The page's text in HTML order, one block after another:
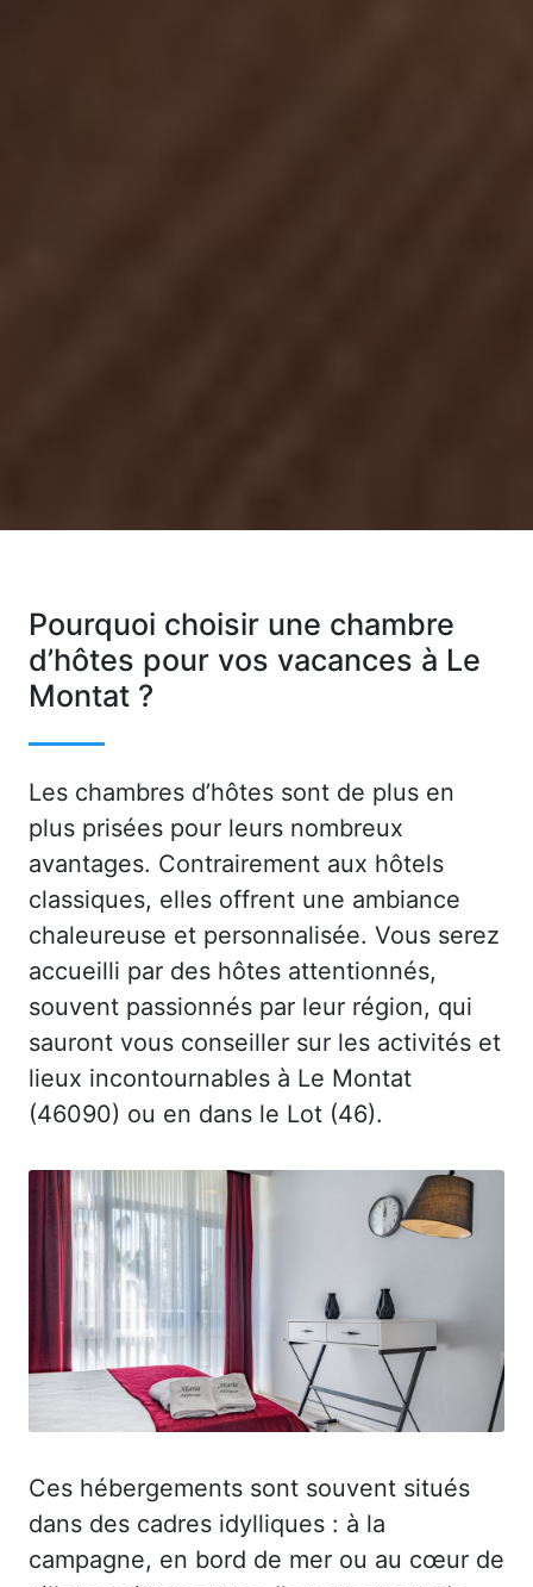
Pourquoi choisir une chambre
d’hôtes pour vos vacances à Le
Montat ?
Les chambres d’hôtes sont de plus en
plus prisées pour leurs nombreux
avantages. Contrairement aux hôtels
classiques, elles offrent une ambiance
chaleureuse et personnalisée. Vous serez
accueilli par des hôtes attentionnés,
souvent passionnés par leur région, qui
sauront vous conseiller sur les activités et
lieux incontournables à Le Montat
(46090) ou en dans le Lot (46).
Ces hébergements sont souvent situés
dans des cadres idylliques : à la
campagne, en bord de mer ou au cœur de